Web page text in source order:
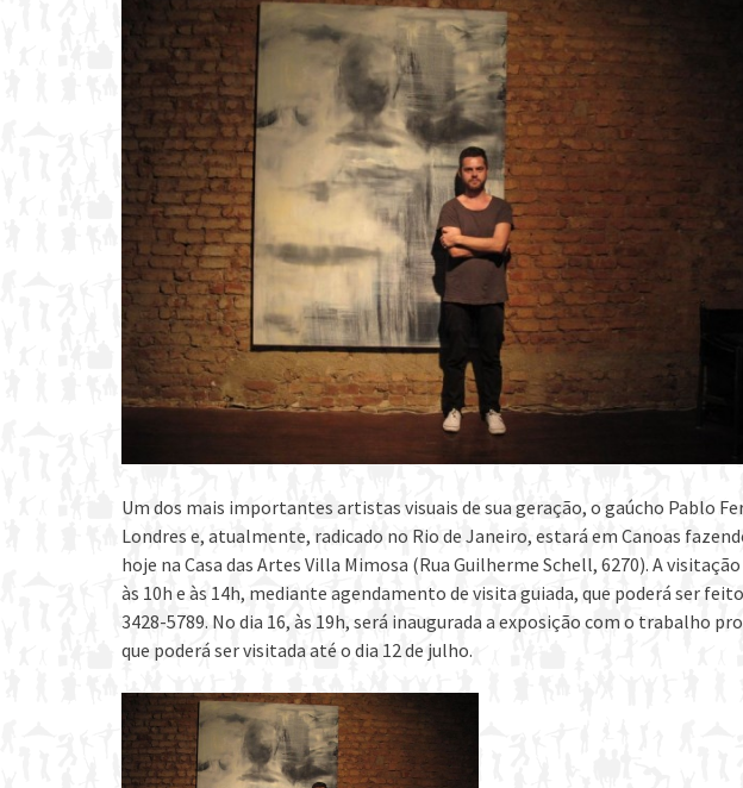
Um dos mais importantes artistas visuais de sua geração, o gaúcho Pablo
Londres e, atualmente, radicado no Rio de Janeiro, estará em Canoas
hoje na Casa das Artes Villa Mimosa (Rua Guilherme Schell, 6270). A
às 10h e às 14h, mediante agendamento de visita guiada, que poderá ser
3428-5789. No dia 16, às 19h, será inaugurada a exposição com o trabalho
que poderá ser visitada até o dia 12 de julho.